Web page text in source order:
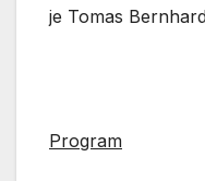
je Tomas
Program